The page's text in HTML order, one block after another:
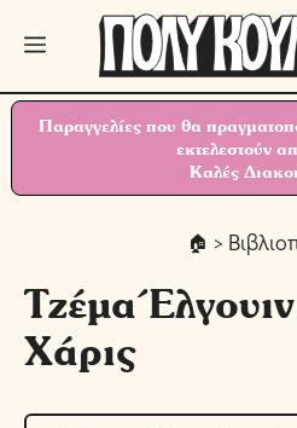
Μετάβαση
περιεχόμενο
Μενού
Παραγγελίες που θα
εκτελεστούν
Καλές
>
Τζέμα Έλγουιν
Χάρις